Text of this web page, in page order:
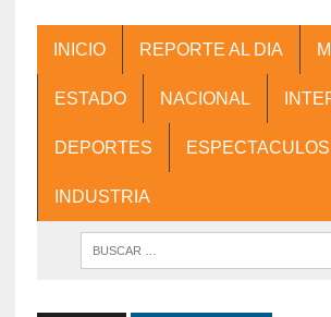
INICIO REPORTE AL DIA
ESTADO NACIONAL
DEPORTES ESPECTACULOS
INDUSTRIA